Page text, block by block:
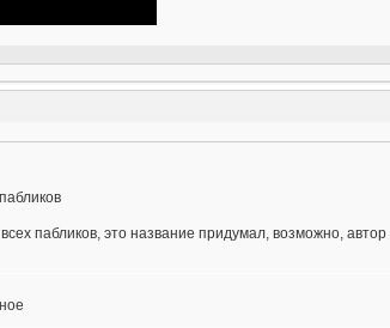
пабликов, это название придумал, возможно,